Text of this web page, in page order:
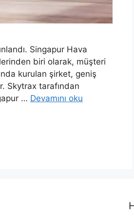
Singapur Hava
biri olarak, müşteri
kurulan şirket, geniş
Skytrax tarafından
… Devamını oku